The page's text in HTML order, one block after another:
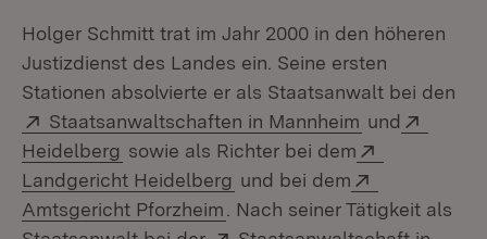
Holger Schmitt trat im Jahr 2000 in den höheren
Justizdienst des Landes ein. Seine ersten
Stationen absolvierte er als Staatsanwalt bei den
Extern:
Staatsanwaltschaften in Mannheim (Öffnet in
und
Heidelberg (Öffnet in neuem Fenster)
sowie als Richter bei dem
Landgericht Heidelberg (Öffnet in neuem Fenster)
und bei dem
Amtsgericht Pforzheim (Öffnet in neuem Fenster)
. Nach seiner Tätigkeit als